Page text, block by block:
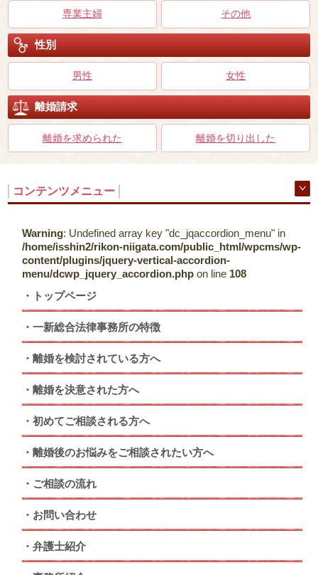
専業主婦 その他
性別
男性 女性
離婚請求
離婚を求められた 離婚を切り出した
コンテンツメニュー
Warning: Undefined array key "dc_jqaccordion_menu" in
/home/isshin2/rikon-niigata.com/public_html/wpcms/wp-
content/plugins/jquery-vertical-accordion-
menu/dcwp_jquery_accordion.php on line 108
トップページ
一新総合法律事務所の特徴
離婚を検討されている方へ
離婚を決意された方へ
初めてご相談される方へ
離婚後のお悩みをご相談されたい方へ
ご相談の流れ
お問い合わせ
弁護士紹介